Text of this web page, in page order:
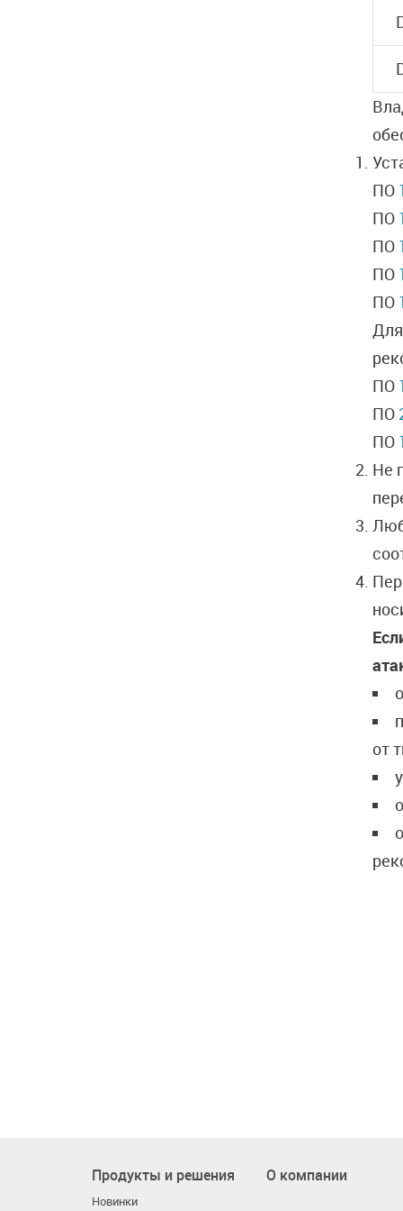
ПО
ПО
ПО
ПО
ПО
ПО
ПО
ПО
Не
от
Продукты и решения
Новинки
О компании